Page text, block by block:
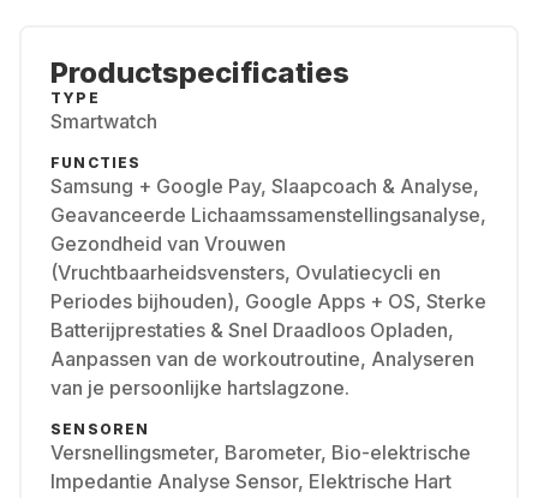
Productspecificaties
TYPE
Smartwatch
FUNCTIES
Samsung + Google Pay, Slaapcoach & Analyse,
Geavanceerde Lichaamssamenstellingsanalyse,
Gezondheid van Vrouwen
(Vruchtbaarheidsvensters, Ovulatiecycli en
Periodes bijhouden), Google Apps + OS, Sterke
Batterijprestaties & Snel Draadloos Opladen,
Aanpassen van de workoutroutine, Analyseren
van je persoonlijke hartslagzone.
SENSOREN
Versnellingsmeter, Barometer, Bio-elektrische
Impedantie Analyse Sensor, Elektrische Hart